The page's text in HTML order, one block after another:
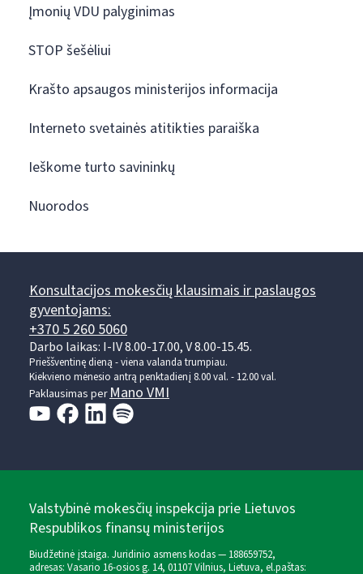
Įmonių VDU palyginimas
STOP šešėliui
Krašto apsaugos ministerijos informacija
Interneto svetainės atitikties paraiška
Ieškome turto savininkų
Nuorodos
Konsultacijos mokesčių klausimais ir paslaugos
gyventojams:
+370 5 260 5060
Darbo laikas: I-IV 8.00-17.00, V 8.00-15.45.
Prieššventinę dieną - viena valanda trumpiau.
Kiekvieno mėnesio antrą penktadienį 8.00 val. - 12.00 val.
Paklausimas per Mano VMI
Valstybinė mokesčių inspekcija prie Lietuvos
Respublikos finansų ministerijos
Biudžetinė įstaiga. Juridinio asmens kodas — 188659752,
adresas: Vasario 16-osios g. 14, 01107 Vilnius, Lietuva, el.paštas: